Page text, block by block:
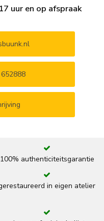
uur en op afspraak
100% authenticiteitsgarantie
in eigen atelier